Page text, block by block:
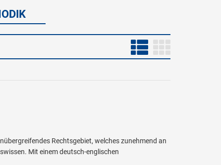
Rechtsgebiet, welches zunehmend an
Mit einem deutsch-englischen